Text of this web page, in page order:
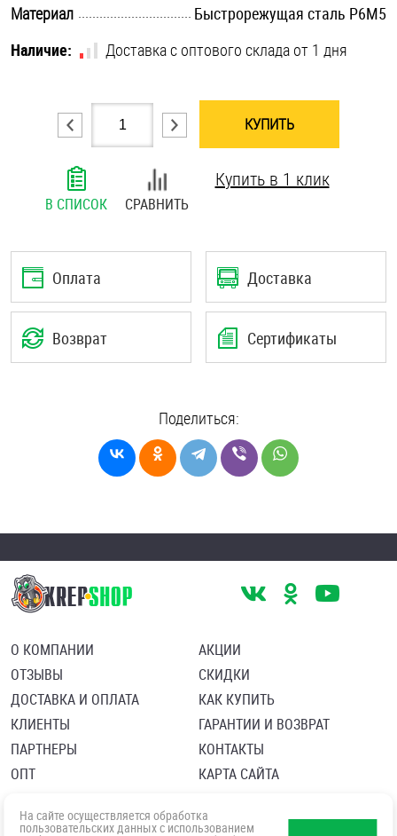
Шпильки
Шплинты
Штифты и пальцы
Материал
Быстрорежущая сталь Р6М5
Наличие:
Доставка с оптового склада от 1 дня
КУПИТЬ
В СПИСОК СРАВНИТЬ
Купить в 1 клик
Оплата Доставка
Возврат Сертификаты
Поделиться:
О КОМПАНИИ
ОТЗЫВЫ
ДОСТАВКА И ОПЛАТА
КЛИЕНТЫ
ПАРТНЕРЫ
ОПТ
АКЦИИ
СКИДКИ
КАК КУПИТЬ
ГАРАНТИИ И ВОЗВРАТ
КОНТАКТЫ
КАРТА САЙТА
Политика в отношении обработки персональных данных
Согласие посетителя сайта на обработку персональных данны
На сайте осуществляется обработка
пользовательских данных с использованием